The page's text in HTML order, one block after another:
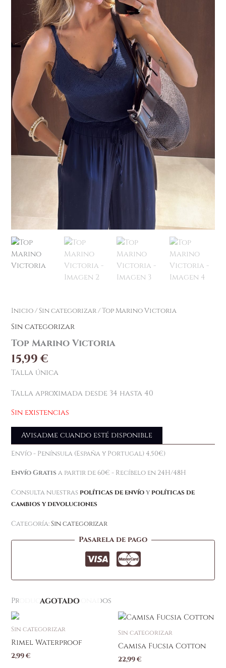
Inicio/Sin categorizar/ Top Marino Victoria
Sin categorizar
Top Marino Victoria
15,99€
Talla única
Talla aproximada desde 34 hasta 40
Sin existencias
Avisadme cuando esté disponible
Envío - Península (España y Portugal) 4,50€)
Envío Gratis a partir de 60€ - Recíbelo en 24H/48H
Consulta nuestras políticas de envíoy políticas de
cambios y devoluciones
Categoría:Sin categorizar
Pasarela de pago
Productos relacionados
AGOTADO
Sin categorizar
Rimel Waterproof
2,99€
Sin categorizar
Camisa Fucsia Cotton
22,99€